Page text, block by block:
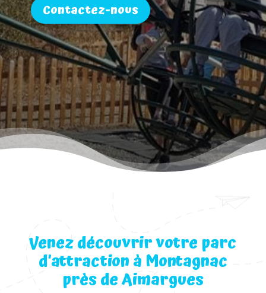
Contactez-nous
Venez découvrir votre parc
d’attraction à Montagnac
près de Aimargues